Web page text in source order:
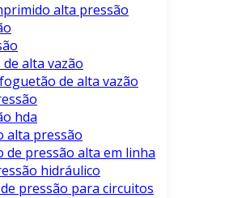
alta pressão
alta vazão
de alta vazão
hda
alta pressão
de pressão alta em linha
hidráulico
pressão para circuitos